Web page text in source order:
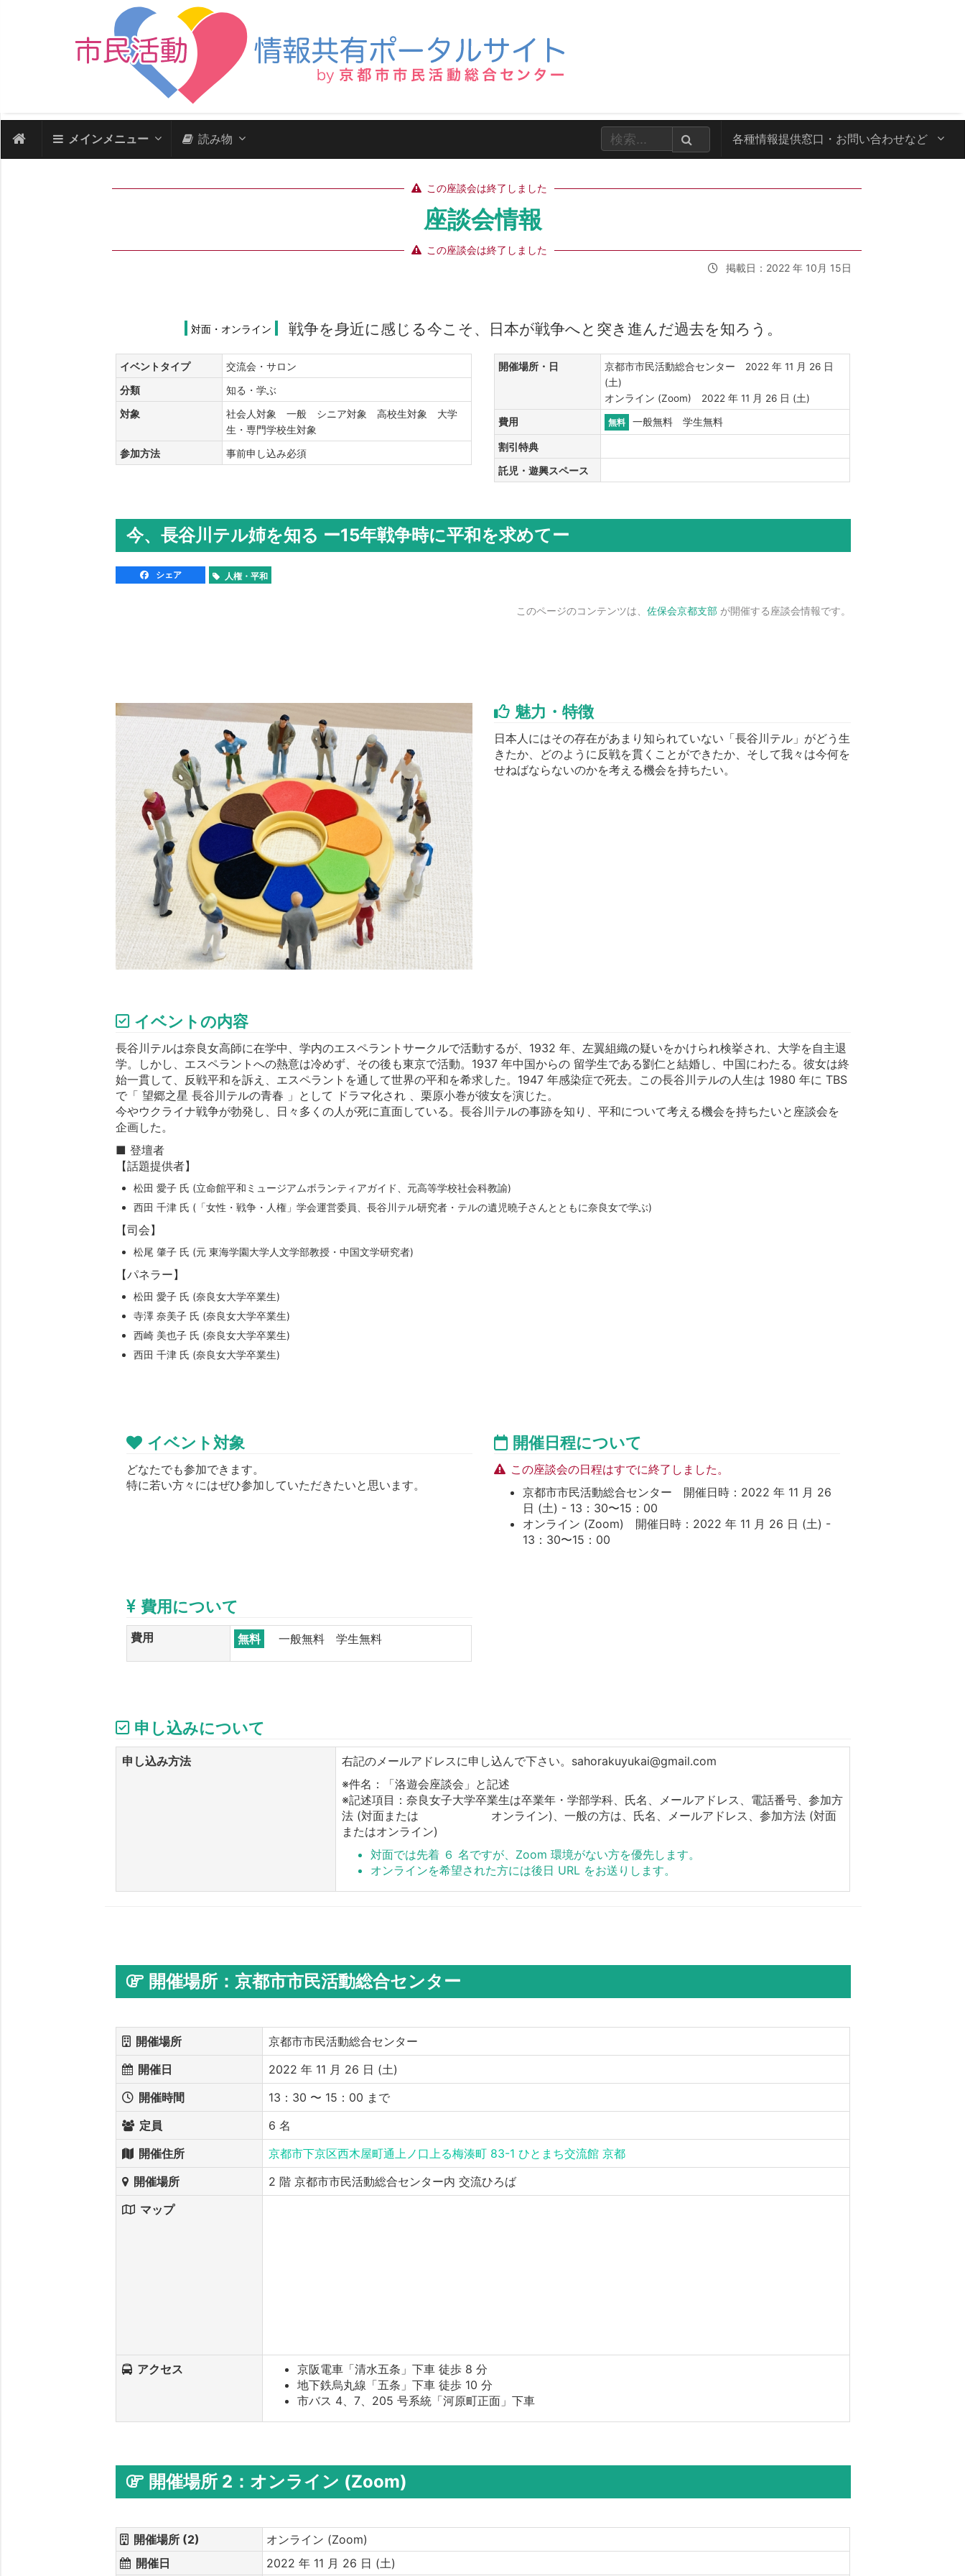
メインメニュー 読み物 各種情報提供窓口・ お問い合わせなど
この座談会は終了しました
座談会情報
この座談会は終了しました
掲載日：2022 年 10月 15日
対面・オンライン 戦争を身近に感じる今こそ、日本が戦争へと突き進んだ過去を知ろう。
イベントタイプ 交流会・サロン
分類 知る・学ぶ
対象
社会人対象 一般 シニア対象 高校生対象 大学
生・専門学校生対象
参加方法 事前申し込み必須
開催場所・日
京都市市民活動総合センター 2022 年 11 月 26 日
(土)
オンライン (Zoom) 2022 年 11 月 26 日 (土)
費用 無料 一般無料 学生無料
割引特典
託児・遊興スペース
今、長谷川テル姉を知る ー15年戦争時に平和を求めてー
シェア 人権・平和
このページのコンテンツは、 佐保会京都支部が開催する座談会情報です。
魅力・特徴
日本人にはその存在があまり知られていない「長谷川テル」がどう生
きたか、どのように反戦を貫くことができたか、そして我々は今何を
せねばならないのかを考える機会を持ちたい。
イベントの内容
長谷川テルは奈良女高師に在学中、学内のエスペラントサークルで活動するが、1932 年、左翼組織の疑いをかけられ検挙され、大学を自主退
学。しかし、エスペラントへの熱意は冷めず、その後も東京で活動。1937 年中国からの 留学生である劉仁と結婚し、中国にわたる。彼女は終
始一貫して、反戦平和を訴え、エスペラントを通して世界の平和を希求した。1947 年感染症で死去。この長谷川テルの人生は 1980 年に TBS
で「 望郷之星 長谷川テルの青春 」として ドラマ化され 、栗原小巻が彼女を演じた。
今やウクライナ戦争が勃発し、日々多くの人が死に直面している。長谷川テルの事跡を知り、平和について考える機会を持ちたいと座談会を
企画した。
■ 登壇者
【話題提供者】
松田 愛子 氏 (立命館平和ミュージアムボランティアガイド、元高等学校社会科教諭)
西田 千津 氏 (「女性・戦争・人権」学会運営委員、長谷川テル研究者・テルの遺児曉子さんとともに奈良女で学ぶ)
【司会】
松尾 肇子 氏 (元 東海学園大学人文学部教授・中国文学研究者)
【パネラー】
松田 愛子 氏 (奈良女大学卒業生)
寺澤 奈美子 氏 (奈良女大学卒業生)
西崎 美也子 氏 (奈良女大学卒業生)
西田 千津 氏 (奈良女大学卒業生)
イベント対象
どなたでも参加できます。
特に若い方々にはぜひ参加していただきたいと思います。
開催日程について
この座談会の日程はすでに終了しました。
京都市市民活動総合センター 開催日時：2022 年 11 月 26
日 (土) - 13：30〜15：00
オンライン (Zoom) 開催日時：2022 年 11 月 26 日 (土) -
13：30〜15：00
費用について
費用 無料 一般無料 学生無料
申し込みについて
申し込み方法
右記のメールアドレスに申し込んで下さい。sahorakuyukai@gmail.com
※件名：「洛遊会座談会」と記述
※記述項目：奈良女子大学卒業生は卒業年・学部学科、氏名、メールアドレス、電話番号、参加方
法 (対面または オンライン)、一般の方は、氏名、メールアドレス、参加方法 (対面
またはオンライン)
対面では先着 ６ 名ですが、Zoom 環境がない方を優先します。
オンラインを希望された方には後日 URL をお送りします。
開催場所：京都市市民活動総合センター
開催場所
京都市市民活動総合センター
開催日
2022 年 11 月 26 日 (土)
開催時間
13：30 〜 15：00 まで
定員
6 名
開催住所
京都市下京区西木屋町通上ノ口上る梅湊町 83-1 ひとまち交流館 京都
開催場所
2 階 京都市市民活動総合センター内 交流ひろば
マップ
アクセス
京阪電車「清水五条」下車 徒歩 8 分
地下鉄烏丸線「五条」下車 徒歩 10 分
市バス 4、7、205 号系統「河原町正面」下車
開催場所 2：オンライン (Zoom)
開催場所 (2)
オンライン (Zoom)
開催日
2022 年 11 月 26 日 (土)